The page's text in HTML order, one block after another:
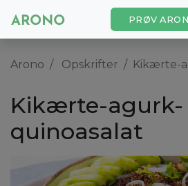
PRØV
Arono Opskrifter Kikærte-
Kikærte-agurk-
quinoasalat